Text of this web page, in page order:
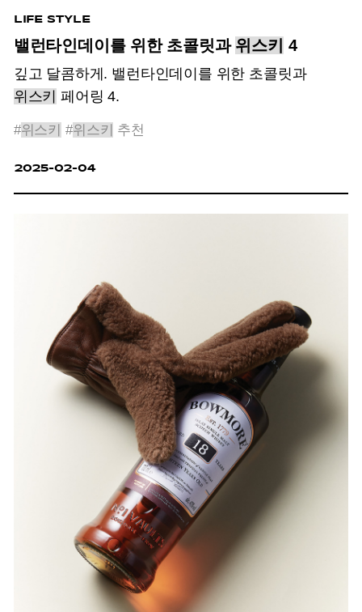
LIFE STYLE
밸런타인데이를 위한 초콜릿과 위스키 4
깊고 달콤하게. 밸런타인데이를 위한 초콜릿과
위스키
페어링 4.
#위스키 #위스키 추천
2025-02-04